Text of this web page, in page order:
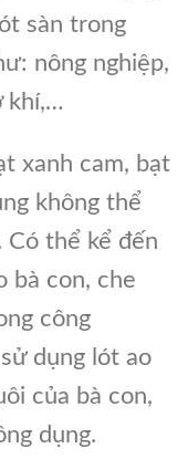
sàn trong
nông nghiệp,
khí,…
xanh cam, bạt
không thể
Có thể kể đến
bà con, che
công
dụng lót ao
của bà con,
dụng.